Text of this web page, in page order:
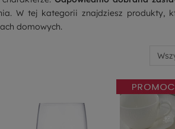
W tej kategorii znajdziesz produkty,
domowych.